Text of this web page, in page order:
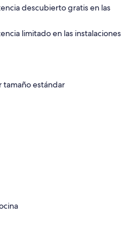
descubierto gratis en las
limitado en las instalaciones
estándar